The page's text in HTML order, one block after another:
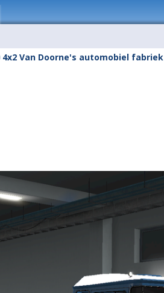
4x2 Van Doorne's automobiel fabriek